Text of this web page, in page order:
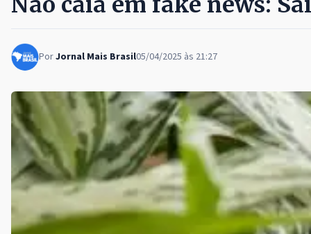
PorJornal Mais Brasil05/04/2025 às 21:27